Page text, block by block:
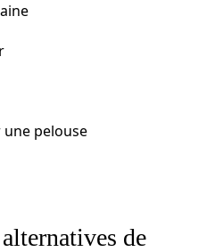
une pelouse
de